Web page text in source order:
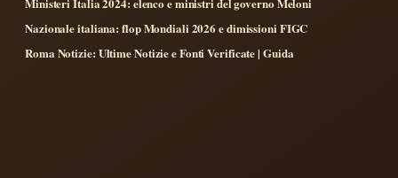
Nazionale italiana: flop Mondiali 2026 e dimissioni FIGC
Roma Notizie: Ultime Notizie e Fonti Verificate | Guida